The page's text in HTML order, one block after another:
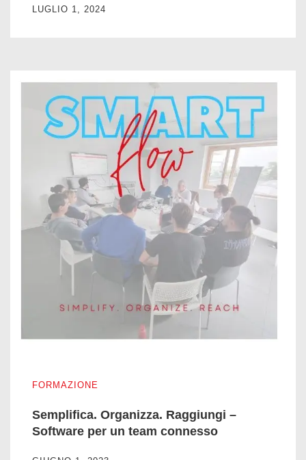
LUGLIO 1, 2024
FORMAZIONE
Semplifica. Organizza. Raggiungi –
Software per un team connesso